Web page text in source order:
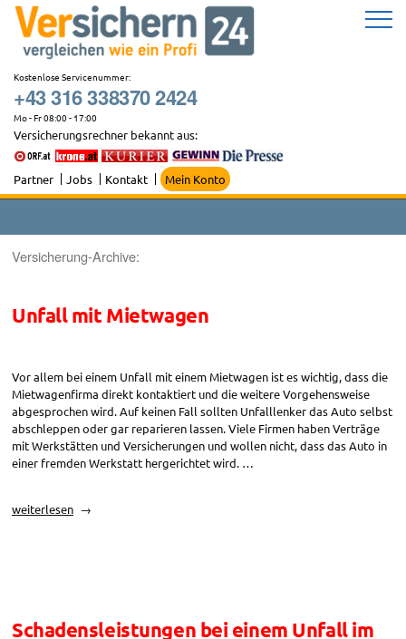
Zum
Inhalt
springen
Kostenlose Servicenummer:
+43 316 338370 2424
Mo - Fr 08:00 - 17:00
Versicherungsrechner bekannt aus:
Partner Jobs Kontakt Mein Konto
Versicherung-Archive:
Unfall mit Mietwagen
Vor allem bei einem Unfall mit einem Mietwagen ist es wichtig, dass die
Mietwagenfirma direkt kontaktiert und die weitere Vorgehensweise
abgesprochen wird. Auf keinen Fall sollten Unfalllenker das Auto selbst
abschleppen oder gar reparieren lassen. Viele Firmen haben Verträge
mit Werkstätten und Versicherungen und wollen nicht, dass das Auto in
einer fremden Werkstatt hergerichtet wird. …
„Unfall
weiterlesen
Schadensleistungen bei einem Unfall im